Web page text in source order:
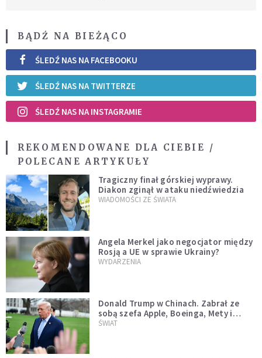
BĄDŹ NA BIEŻĄCO
ŚLEDŹ NAS NA FACEBOOKU
ŚLEDŹ NAS NA TWITTERZE
ŚLEDŹ NAS NA INSTAGRAMIE
REKOMENDOWANE DLA CIEBIE /
POLECANE ARTYKUŁY
Tragiczny finał górskiej wyprawy.
Diakon zginął w ataku niedźwiedzia
WIADOMOŚCI ZE ŚWIATA
Angela Merkel jako negocjator między
Rosją a UE w sprawie Ukrainy?
WYDARZENIA
Donald Trump w Chinach. Zabrał ze
sobą szefa Apple, Boeinga, Mety i
Muska
ŚWIAT